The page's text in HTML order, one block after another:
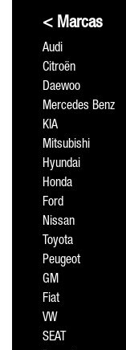
< Marcas
Audi
Citroën
Daewoo
Mercedes Benz
KIA
Mitsubishi
Hyundai
Honda
Ford
Nissan
Toyota
Peugeot
GM
Fiat
VW
SEAT